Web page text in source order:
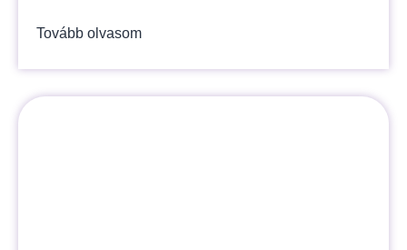
Tovább olvasom